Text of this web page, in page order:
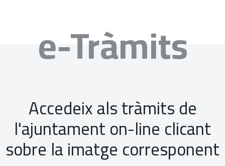
e-Tràmits
Accedeix als tràmits de
l'ajuntament on-line clicant
sobre la imatge corresponent